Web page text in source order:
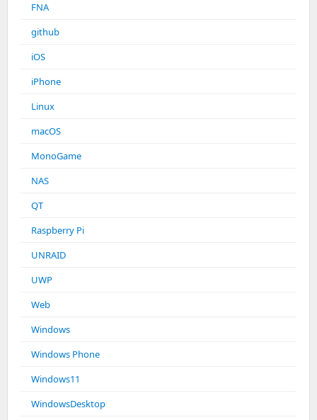
FNA
github
iOS
iPhone
Linux
macOS
MonoGame
NAS
QT
Raspberry Pi
UNRAID
UWP
Web
Windows
Windows Phone
Windows11
WindowsDesktop